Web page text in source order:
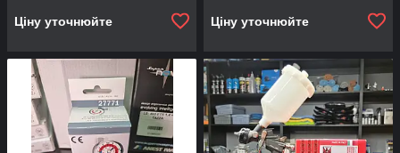
Ціну уточнюйте Ціну уточнюйте